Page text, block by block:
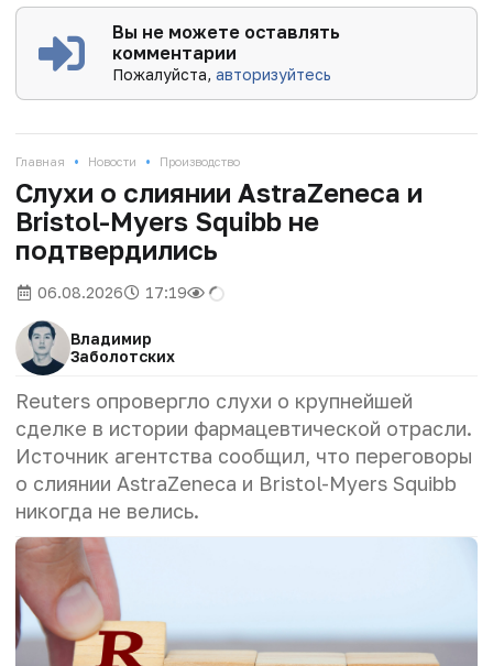
Вы не можете оставлять
комментарии
Пожалуйста,авторизуйтесь
Главная • Новости • Производство
Слухи о слиянии AstraZeneca и
Bristol-Myers Squibb не
подтвердились
06.08.2026 17:19
Владимир
Заболотских
Reuters опровергло слухи о крупнейшей
сделке в истории фармацевтической отрасли.
Источник агентства сообщил, что переговоры
о слиянии AstraZeneca и Bristol-Myers Squibb
никогда не велись.